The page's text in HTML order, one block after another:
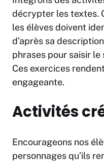
décrypter les textes.
les élèves doivent
d’après sa
phrases pour saisir le
Ces exercices
engageante.
Activités
Encourageons nos
personnages qu’ils